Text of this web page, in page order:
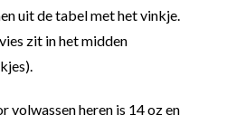
uit de tabel met het vinkje.
zit in het midden
volwassen heren is 14 oz en